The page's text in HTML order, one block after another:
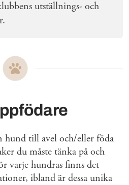
utställnings- och
hund till avel och/eller föda
du måste tänka på och
varje hundras finns det
ibland är dessa unika